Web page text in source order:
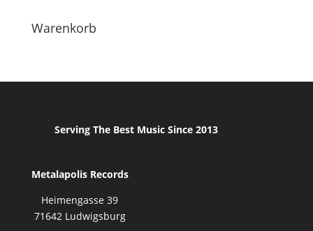
Warenkorb
Serving The Best Music Since 2013
Metalapolis Records
Heimengasse 39
71642 Ludwigsburg